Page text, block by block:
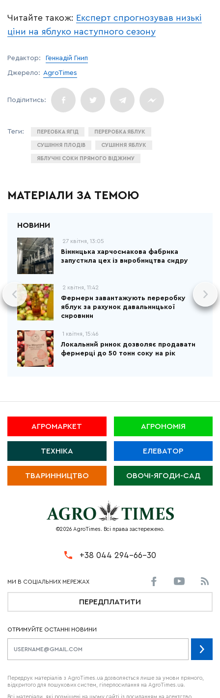
Читайте також: Експерт спрогнозував низькі
ціни на яблуко наступного сезону
Редактор: Геннадій Гнип
Джерело: AgroTimes
ПЕРЕОБКА ЯГІД ПЕРЕРОБКА ЯБЛУК
СУШІННЯ ПЛОДІВ СУШІННЯ ЯБЛУК
ЯБЛУЧНІ СОКИ ПРЯМОГО ВІДЖИМУ
МАТЕРІАЛИ ЗА ТЕМОЮ
27 квітня, 13:05
Вінницька харчосмакова фабрика
запустила цех із виробництва сидру
2 квітня, 11:42
Фермери завантажують переробку
яблук за рахунок давальницької
сировини
1 квітня, 15:46
Локальний ринок дозволяє продавати
фермерці до 50 тонн соку на рік
АГРОМАРКЕТ АГРОНОМІЯ
ТЕХНІКА ЕЛЕВАТОР
ТВАРИННИЦТВО ОВОЧІ-ЯГОДИ-САД
©2026 AgroTimes. Всі права застережено.
+38 044 294-66-30
ПЕРЕДПЛАТИТИ
ОТРИМУЙТЕ ОСТАННІ НОВИНИ
Передрук матеріалів з AgroTimes.ua дозволяється лише за умови прямого,
відкритого для пошукових систем, гіперпосилання на AgroTimes.ua.
Всі матеріали, які розміщені на цьому сайті із посиланням на агентство